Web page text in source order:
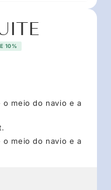
10%
o meio do navio e a
o meio do navio e a